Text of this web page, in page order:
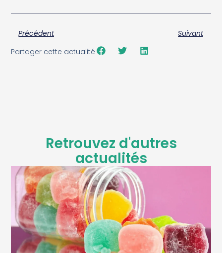
Précédent
Suivant
Partager cette actualité
Retrouvez d'autres
actualités